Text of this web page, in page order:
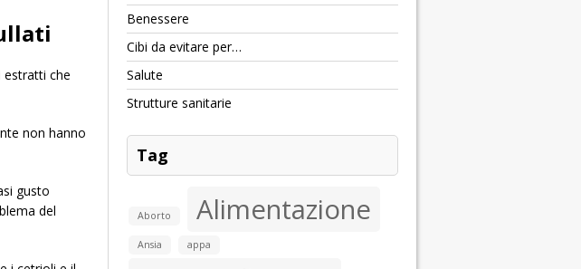
estratti che
non hanno
gusto
del
Benessere
Cibi da evitare per…
Salute
Strutture sanitarie
Tag
Aborto Alimentazione
Ansia appa